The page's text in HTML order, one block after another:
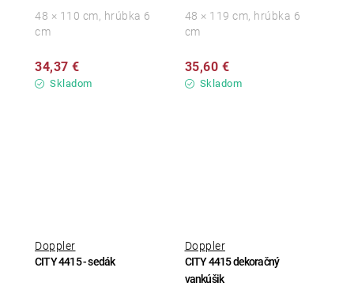
Skladom
34,37 €
48 × 110 cm, hrúbka 6
cm
Skladom
35,60 €
48 × 119 cm, hrúbka 6
cm
CITY 4415 - sedák
Doppler
CITY 4415 dekoračný
vankúšik
Doppler